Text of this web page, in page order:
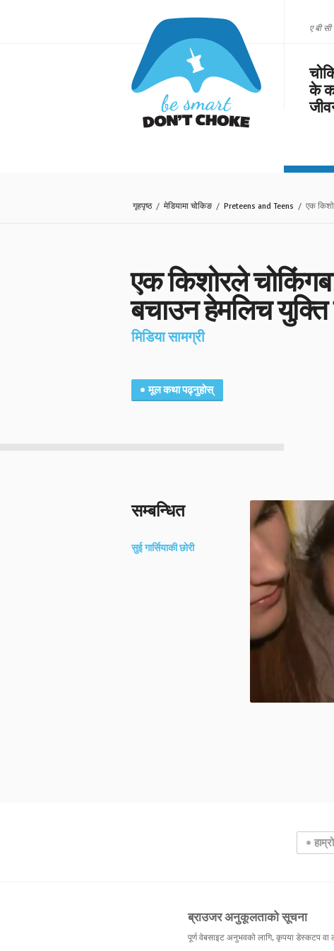
ए बी
के
गृहपृष्ठ/ मेडियामा चोकिङ/ Preteens and Teens / एक
एक किशोरले
बचाउन हेमलिच युक्ति
मिडिया सामग्री
मूल कथा पढ्नुहोस्
सम्बन्धित
सुई गार्सियाकी छोरी
ब्राउजर अनुकूलताको सूचना
पूर्ण वेबसाइट अनुभवको लागि, कृपया डेस्कटप वा